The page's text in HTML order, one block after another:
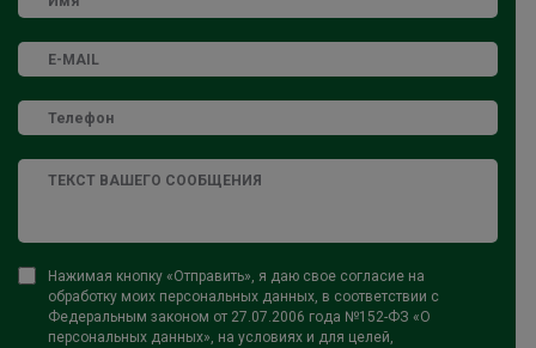
Нажимая кнопку «Отправить», я даю свое согласие на
обработку моих персональных данных, в соответствии с
Федеральным законом от 27.07.2006 года №152-ФЗ «О
персональных данных», на условиях и для целей,